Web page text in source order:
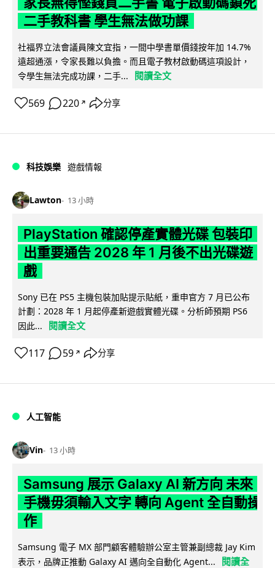
二手教科書 學生無法做功課
社福界立法會議員陳文宜指，一間中學書單價錢按年加 14.7%
遠超通漲，令家長難以負擔。而且電子教材啟動碼這項設計，
令學生無法完成功課，二手...
閱讀全文
569 220 ↗ 分享
科技娛樂 遊戲情報
Lawton 13 小時
PlayStation 確認停產實體光碟 包裝印
出重要通告 2028 年 1 月後不出光碟遊
戲
Sony 已在 PS5 主機包裝加貼提示貼紙，重申官方 7 月已公布
計劃：2028 年 1 月起停產新遊戲實體光碟。分析師預期 PS6
因此...
閱讀全文
117 59 ↗ 分享
人工智能
Vin 13 小時
Samsung 展示 Galaxy AI 新方向 未來
手機毋須輸入文字 轉向 Agent 全自動操
作
Samsung 電子 MX 部門顧客體驗辦公室主管兼副總裁 Jay Kim
表示，品牌正推動 Galaxy AI 邁向全自動化 Agent...
閱讀全